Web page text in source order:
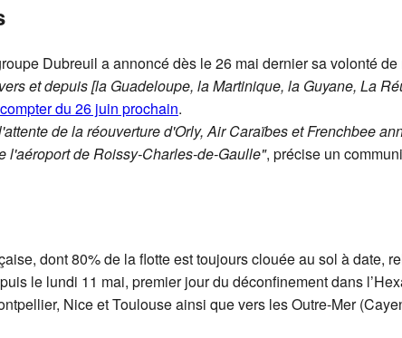
Dubreuil a annoncé dès le 26 mai dernier sa volonté
et depuis [la Guadeloupe, la Martinique, la Guyane, La
du 26 juin prochain.
de la réouverture d'Orly, Air Caraïbes et Frenchbee
l'aéroport de Roissy-Charles-de-Gaulle", précise un
dont 80% de la flotte est toujours clouée au sol à date,
le lundi 11 mai, premier jour du déconfinement dans
Nice et Toulouse ainsi que vers les Outre-Mer